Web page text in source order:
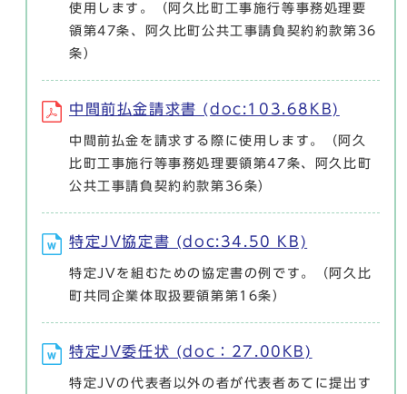
使用します。（阿久比町工事施行等事務処理要
領第47条、阿久比町公共工事請負契約約款第36
条）
中間前払金請求書 (doc:103.68KB)
中間前払金を請求する際に使用します。（阿久
比町工事施行等事務処理要領第47条、阿久比町
公共工事請負契約約款第36条）
特定JV協定書 (doc:34.50 KB)
特定JVを組むための協定書の例です。（阿久比
町共同企業体取扱要領第第16条）
特定JV委任状 (doc：27.00KB)
特定JVの代表者以外の者が代表者あてに提出す